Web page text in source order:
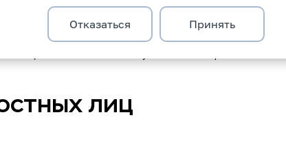
с обязательным указанием срока
лиц
Отказаться Принять